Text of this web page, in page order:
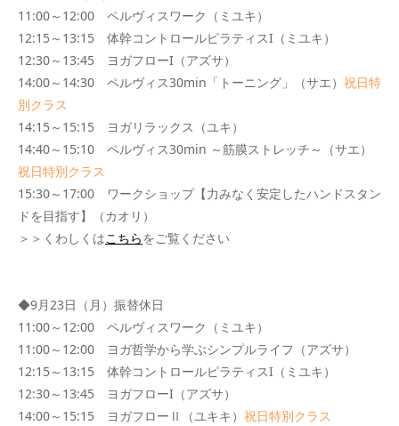
11:00～12:00 ペルヴィスワーク（ミユキ）
12:15～13:15 体幹コントロールピラティスI（ミユキ）
12:30～13:45 ヨガフローI（アズサ）
14:00～14:30 ペルヴィス30min「トーニング」（サエ） 祝日特
別クラス
14:15～15:15 ヨガリラックス（ユキ）
14:40～15:10 ペルヴィス30min ～筋膜ストレッチ～（サエ）
祝日特別クラス
15:30～17:00 ワークショップ【力みなく安定したハンドスタン
ドを目指す】（カオリ）
＞＞くわしくはこちらをご覧ください
◆9月23日（月）振替休日
11:00～12:00 ペルヴィスワーク（ミユキ）
11:00～12:00 ヨガ哲学から学ぶシンプルライフ（アズサ）
12:15～13:15 体幹コントロールピラティスI（ミユキ）
12:30～13:45 ヨガフローI（アズサ）
14:00～15:15 ヨガフローⅡ（ユキキ） 祝日特別クラス